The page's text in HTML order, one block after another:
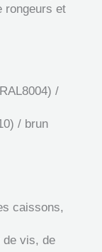
rongeurs et
/
/ brun
caissons,
de vis, de